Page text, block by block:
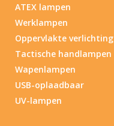
ATEX lampen
Werklampen
Oppervlakte verlichting
Tactische handlampen
Wapenlampen
USB-oplaadbaar
UV-lampen